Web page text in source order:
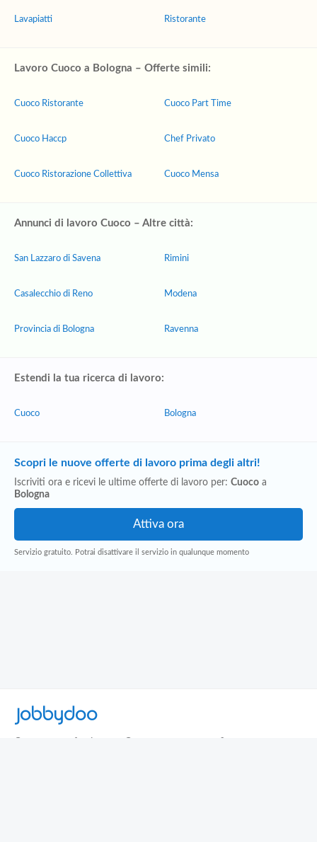
Lavapiatti Ristorante
Lavoro Cuoco a Bologna – Offerte simili:
Cuoco Ristorante
Cuoco Haccp
Cuoco Ristorazione Collettiva
Cuoco Part Time
Chef Privato
Cuoco Mensa
Annunci di lavoro Cuoco – Altre città:
San Lazzaro di Savena
Casalecchio di Reno
Provincia di Bologna
Rimini
Modena
Ravenna
Estendi la tua ricerca di lavoro:
Cuoco Bologna
Scopri le nuove offerte di lavoro prima degli altri!
Iscriviti ora e ricevi le ultime offerte di lavoro per: Cuoco a
Bologna
Servizio gratuito. Potrai disattivare il servizio in qualunque momento
Jobbydoo